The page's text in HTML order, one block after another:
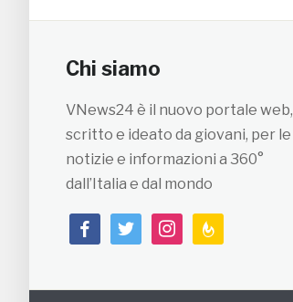
Chi siamo
VNews24 è il nuovo portale web,
scritto e ideato da giovani, per le
notizie e informazioni a 360°
dall’Italia e dal mondo
facebooktwitterinstagramfeedburner